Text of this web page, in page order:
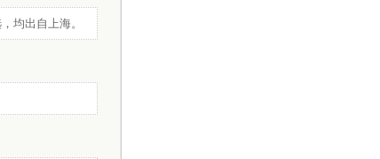
均出自上海。